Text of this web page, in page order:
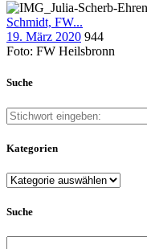
Schmidt, FW...
19. März 2020 944
Foto: FW Heilsbronn
Suche
Kategorien
Kategorien
Suche